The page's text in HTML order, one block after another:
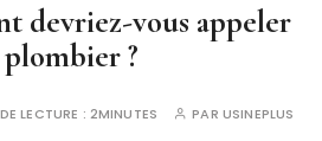
devriez-vous appeler
?
LECTURE : 2MINUTES PAR USINEPLUS